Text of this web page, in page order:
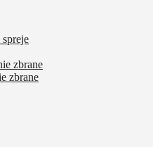
spreje
zbrane
zbrane